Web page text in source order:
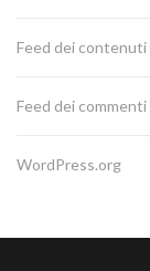
Feed dei contenuti
Feed dei commenti
WordPress.org